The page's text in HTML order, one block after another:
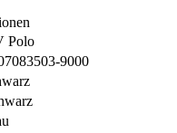
Polo
9000